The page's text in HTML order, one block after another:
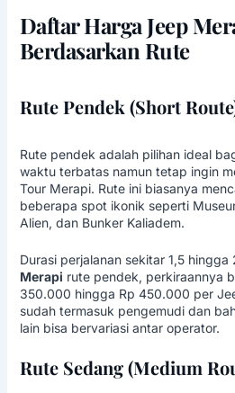
Daftar Harga Jeep
Berdasarkan Rute
Rute Pendek (Short
Rute pendek adalah pilihan ideal
waktu terbatas namun tetap ingin
Tour Merapi. Rute ini biasanya
beberapa spot ikonik seperti
Alien, dan Bunker Kaliadem.
Durasi perjalanan sekitar 1,5 hingga
Merapi rute pendek, perkiraannya
350.000 hingga Rp 450.000 per
sudah termasuk pengemudi dan
lain bisa bervariasi antar operator.
Rute Sedang (Medium